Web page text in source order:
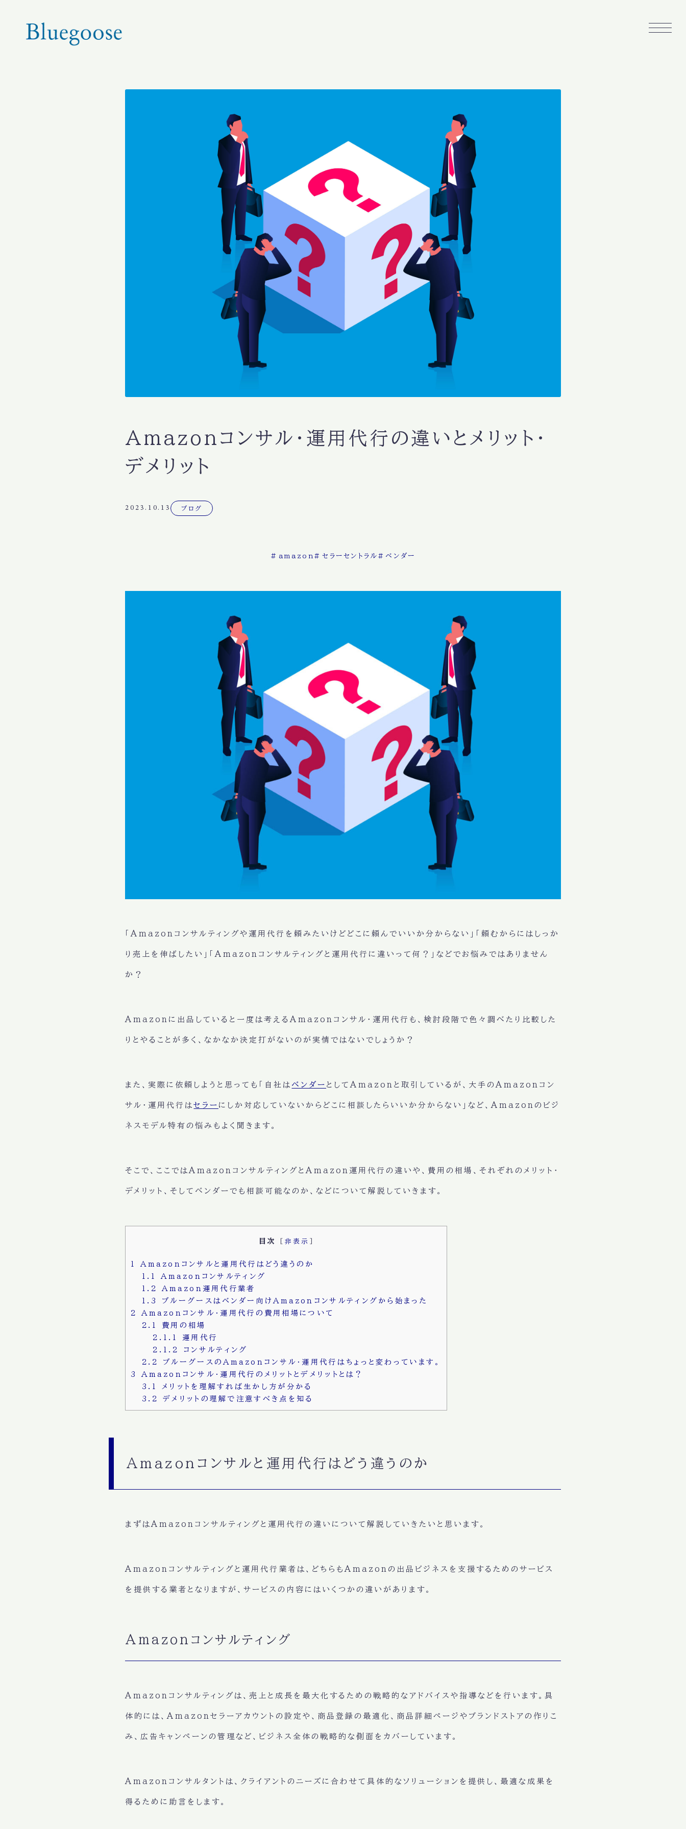
Amazonコンサル・運用代行の違いとメリット・
デメリット
2023.10.13 ブログ
# amazon # セラーセントラル # ベンダー
「Amazonコンサルティングや運用代行を頼みたいけどどこに頼んでいいか分からない」「頼むからにはしっか
り売上を伸ばしたい」「Amazonコンサルティングと運用代行に違いって何？」などでお悩みではありません
か？
Amazonに出品していると一度は考えるAmazonコンサル・運用代行も、検討段階で色々調べたり比較した
りとやることが多く、なかなか決定打がないのが実情ではないでしょうか？
また、実際に依頼しようと思っても「自社は ベンダー としてAmazonと取引しているが、大手のAmazonコン
サル・運用代行はセラー にしか対応していないからどこに相談したらいいか分からない」など、Amazonのビジ
ネスモデル特有の悩みもよく聞きます。
そこで、ここではAmazonコンサルティングとAmazon運用代行の違いや、費用の相場、それぞれのメリット・
デメリット、そしてベンダーでも相談可能なのか、などについて解説していきます。
目次 非表示
1
Amazonコンサルと運用代行はどう違うのか
1.1
Amazonコンサルティング
1.2
Amazon運用代行業者
1.3
ブルーグースはベンダー向けAmazonコンサルティングから始まった
2
Amazonコンサル・運用代行の費用相場について
2.1
費用の相場
2.1.1
運用代行
2.1.2
コンサルティング
2.2
ブルーグースのAmazonコンサル・運用代行はちょっと変わっています。
3
Amazonコンサル・運用代行のメリットとデメリットとは？
3.1
メリットを理解すれば生かし方が分かる
3.2
デメリットの理解で注意すべき点を知る
Amazonコンサルと運用代行はどう違うのか
まずはAmazonコンサルティングと運用代行の違いについて解説していきたいと思います。
Amazonコンサルティングと運用代行業者は、どちらもAmazonの出品ビジネスを支援するためのサービス
を提供する業者となりますが、サービスの内容にはいくつかの違いがあります。
Amazonコンサルティング
Amazonコンサルティングは、売上と成長を最大化するための戦略的なアドバイスや指導などを行います。具
体的には、Amazonセラーアカウントの設定や、商品登録の最適化、商品詳細ページやブランドストアの作りこ
み、広告キャンペーンの管理など、ビジネス全体の戦略的な側面をカバーしています。
Amazonコンサルタントは、クライアントのニーズに合わせて具体的なソリューションを提供し、最適な成果を
得るために 助言 をします。